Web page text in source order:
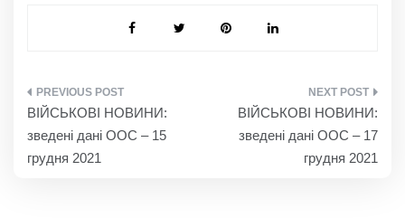
НАВІГАЦІЯ
ЗАПИСІВ
ВІЙСЬКОВІ НОВИНИ:
зведені дані ООС – 15
грудня 2021
ВІЙСЬКОВІ НОВИНИ:
зведені дані ООС – 17
грудня 2021